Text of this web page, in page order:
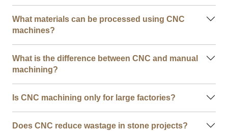
What materials can be processed using CNC
machines?
What is the difference between CNC and manual
machining?
Is CNC machining only for large factories?
Does CNC reduce wastage in stone projects?